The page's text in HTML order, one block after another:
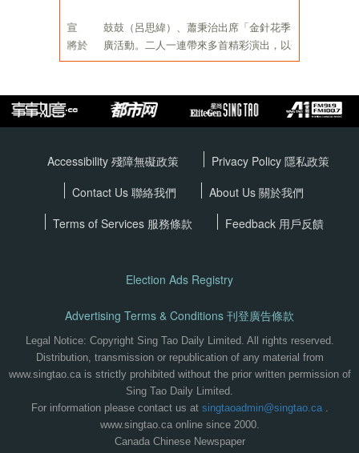
Accessibility 殘障無礙政策 Privacy Policy 隱私政策
Contact Us 聯絡我們
About Us 關於我們
Terms of Services 服務條款 Feedback 用戶反饋
Election Ads Registry
Advertising Terms & Conditions 刊登廣告條款
Legal Notice: Copyright Sing Tao Daily Limited. All rights reserved.
Distribution, transmission or republication of any material from
www.singtao.ca is strictly prohibited without the prior written permission of
Sing Tao Daily Limited.
For information please contact us at singtaoadmin@singtao.ca.
www.singtao.ca online since 2000.
Canada Chinese Newspaper